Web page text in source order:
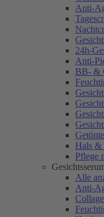
Anti-
24h-
Anti-
BB- &
Hals &
Pflege
Alle
Anti-